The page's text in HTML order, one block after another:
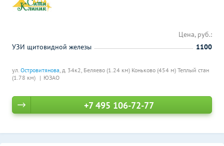
ул. Островитянова, д. 34к2, Беляево (1.24 км) Коньково (454 м) Теплый стан
(1.78 км)
ЮЗАО
Цена, руб.:
УЗИ щитовидной железы
1100
+7 495 106-72-77